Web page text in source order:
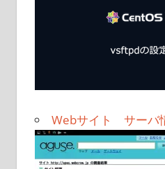
Webサイト サーバ